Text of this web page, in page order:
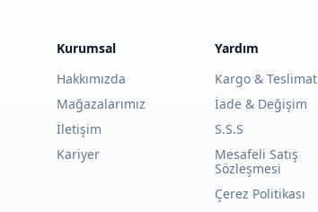
Kurumsal
Hakkımızda
Mağazalarımız
İletişim
Kariyer
Yardım
Kargo & Teslimat
İade & Değişim
S.S.S
Mesafeli Satış
Sözleşmesi
Çerez Politikası